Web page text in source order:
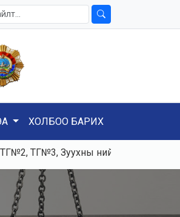
ХОЛБОО БАРИХ
ТГ№3, Зуухны нийлбэр ачаалал